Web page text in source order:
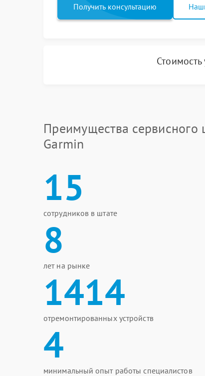
Получить консультацию
Стоимость
Преимущества сервисного
Garmin
15
сотрудников в штате
8
лет на рынке
1414
отремонтированных устройств
4
минимальный опыт работы специалистов